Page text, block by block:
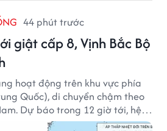
44 phút trước
giật cấp 8, Vịnh Bắc Bộ
hoạt động trên khu vực phía
Quốc), di chuyển chậm theo
Dự báo trong 12 giờ tới, hệ
thành vùng áp thấp.